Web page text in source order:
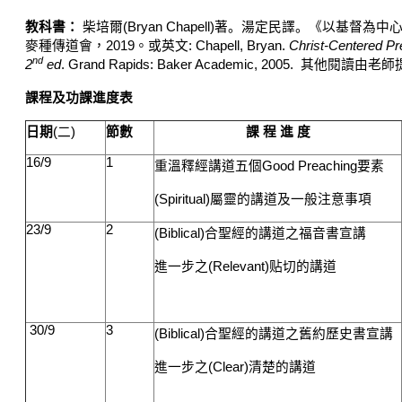
教科書： 柴培爾(Bryan Chapell)著。湯定民譯。
《以基督為中
麥種傳道會， 2019 。或英文: Chapell, Bryan. Christ-Centered
2nd ed. Grand Rapids: Baker Academic, 2005. 其他閱讀由老師
課程及功課進度表
日期(二) 節數 課 程 進 度
16/9 1 重溫釋經講道五個Good Preaching要素
(Spiritual)屬靈的講道及一般注意事項
23/9 2 (Biblical)合聖經的講道之福音書宣講
進一步之(Relevant)贴切的講道
30/9 3 (Biblical)合聖經的講道之舊約歷史書宣講
進一步之(Clear)清楚的講道